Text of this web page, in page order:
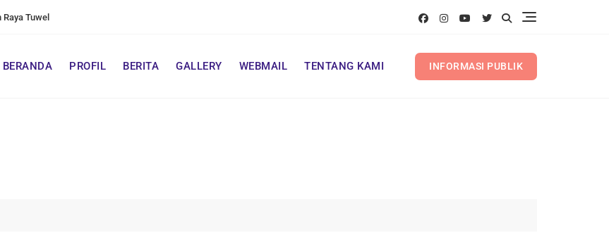
Raya Tuwel
BERANDA PROFIL BERITA GALLERY WEBMAIL TENTANG KAMI INFORMASI PUBLIK